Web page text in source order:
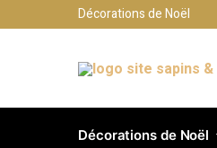
Décorations de Noël
Décorations de Noël